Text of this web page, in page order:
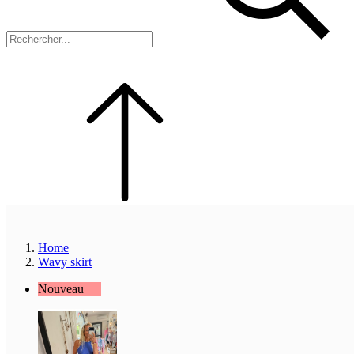
Home
Wavy skirt
Nouveau